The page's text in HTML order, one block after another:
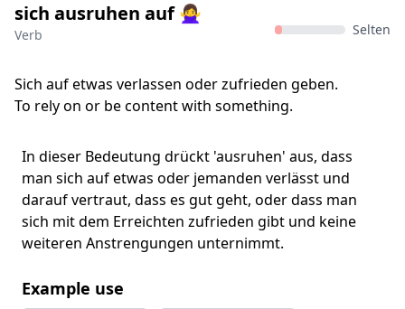
sich ausruhen auf 🙅‍♀
Verb Selten
Sich auf etwas verlassen oder zufrieden geben.
To rely on or be content with something.
In dieser Bedeutung drückt 'ausruhen' aus, dass
man sich auf etwas oder jemanden verlässt und
darauf vertraut, dass es gut geht, oder dass man
sich mit dem Erreichten zufrieden gibt und keine
weiteren Anstrengungen unternimmt.
Example use